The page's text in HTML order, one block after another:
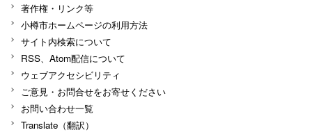
著作権・リンク等
小樽市ホームページの利用方法
サイト内検索について
RSS、Atom配信について
ウェブアクセシビリティ
ご意見・お問合せをお寄せください
お問い合わせ一覧
Translate（翻訳）